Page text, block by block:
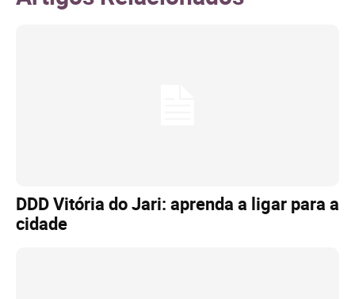
DDD Vitória do Jari: aprenda a ligar para a
cidade